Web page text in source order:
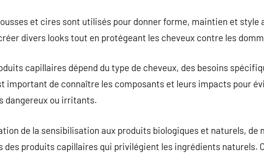
et cires sont utilisés pour donner forme, maintien et style
divers looks tout en protégeant les cheveux contre les
capillaires dépend du type de cheveux, des besoins
important de connaître les composants et leurs impacts pour
dangereux ou irritants.
de la sensibilisation aux produits biologiques et naturels,
des produits capillaires qui privilégient les ingrédients naturels.